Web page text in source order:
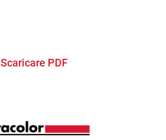
Scaricare PDF